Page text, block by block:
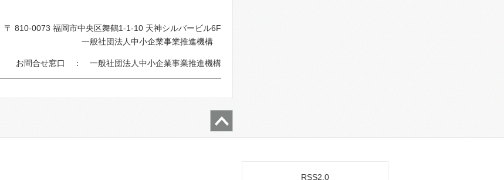
〒 810-0073 福岡市中央区舞鶴1-1-10 天神シルバービル6F
一般社団法人中小企業事業推進機構
お問合せ窓口 ： 一般社団法人中小企業事業推進機構
RSS2.0